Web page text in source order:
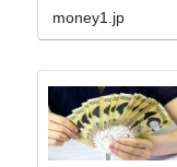
money1.jp